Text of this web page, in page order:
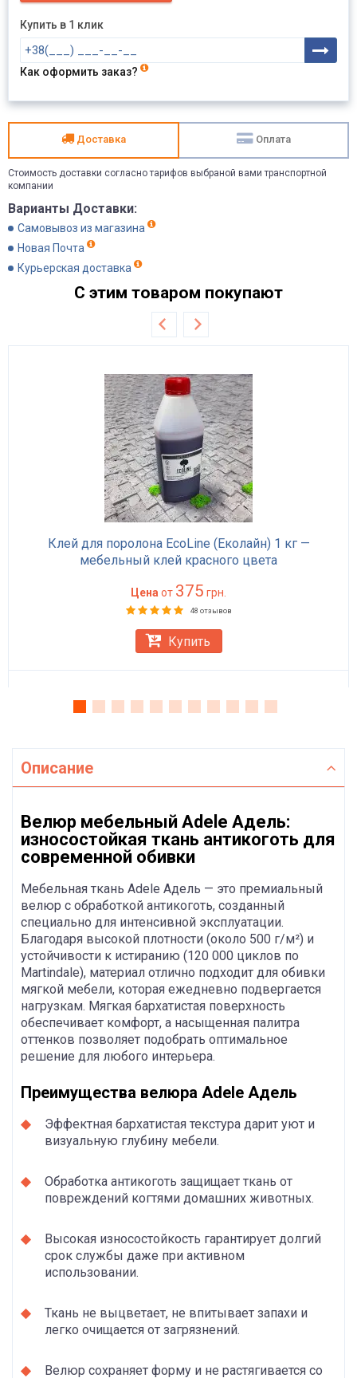
Купить в 1 клик
Как оформить заказ?
Доставка Оплата
Стоимость доставки согласно тарифов выбраной вами транспортной
компании
Варианты Доставки:
Самовывоз из магазина
Новая Почта
Курьерская доставка
С этим товаром покупают
Клей для поролона EcoLine (Еколайн) 1 кг —
мебельный клей красного цвета
Цена от 375 грн.
48 отзывов
Купить
Описание
Велюр мебельный Adele Адель:
износостойкая ткань антикоготь для
современной обивки
Мебельная ткань Adele Адель — это премиальный
велюр с обработкой антикоготь, созданный
специально для интенсивной эксплуатации.
Благодаря высокой плотности (около 500 г/м²) и
устойчивости к истиранию (120 000 циклов по
Martindale), материал отлично подходит для обивки
мягкой мебели, которая ежедневно подвергается
нагрузкам. Мягкая бархатистая поверхность
обеспечивает комфорт, а насыщенная палитра
оттенков позволяет подобрать оптимальное
решение для любого интерьера.
Преимущества велюра Adele Адель
Эффектная бархатистая текстура дарит уют и
визуальную глубину мебели.
Обработка антикоготь защищает ткань от
повреждений когтями домашних животных.
Высокая износостойкость гарантирует долгий
срок службы даже при активном
использовании.
Ткань не выцветает, не впитывает запахи и
легко очищается от загрязнений.
Велюр сохраняет форму и не растягивается со